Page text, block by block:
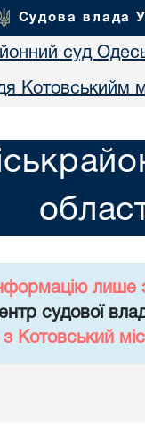
Судова влада
суд
Котовськийм
лише
судової
Котовський